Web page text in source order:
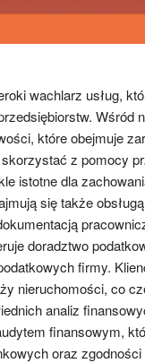
wachlarz usług,
Wśród
które obejmuje
z pomocy
istotne dla
się także
doradztwo
firmy.
nieruchomości, co
analiz
finansowym,
oraz